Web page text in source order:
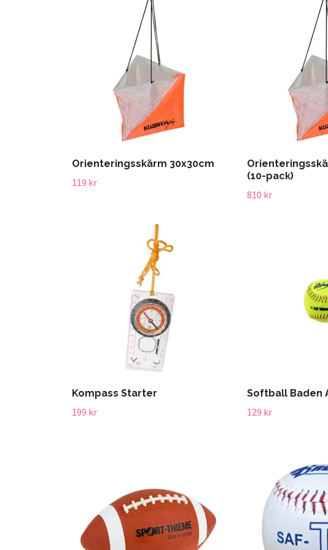
Orienteringsskärm 30x30cm
119 kr
(10-pack)
810 kr
Kompass Starter
199 kr
Softball Baden
129 kr